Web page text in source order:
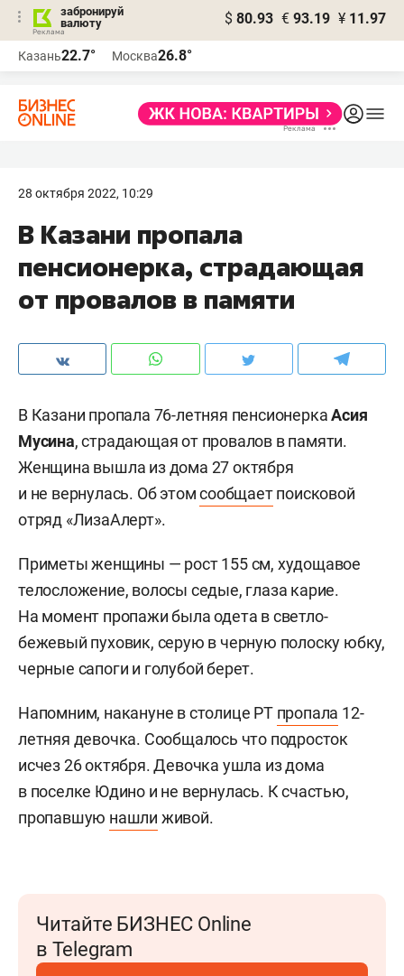
забронируй
валюту
$ 80.93 € 93.19 ¥ 11.97
Казань22.7° Москва26.8°
28 октября 2022, 10:29
В Казани пропала
пенсионерка, страдающая
от провалов в памяти
В Казани пропала 76-летняя пенсионеркаАсия
Мусина, страдающая от провалов в памяти.
Женщина вышла из дома 27 октября
и не вернулась. Об этомсообщаетпоисковой
отряд «ЛизаАлерт».
Приметы женщины — рост 155 см, худощавое
телосложение, волосы седые, глаза карие.
На момент пропажи была одета в светло-
бежевый пуховик, серую в черную полоску юбку,
черные сапоги и голубой берет.
Напомним, накануне в столице РТ пропала 12-
летняя девочка. Сообщалось что подросток
исчез 26 октября. Девочка ушла из дома
в поселке Юдино и не вернулась. К счастью,
пропавшую нашли живой.
Читайте БИЗНЕС Online
в Telegram